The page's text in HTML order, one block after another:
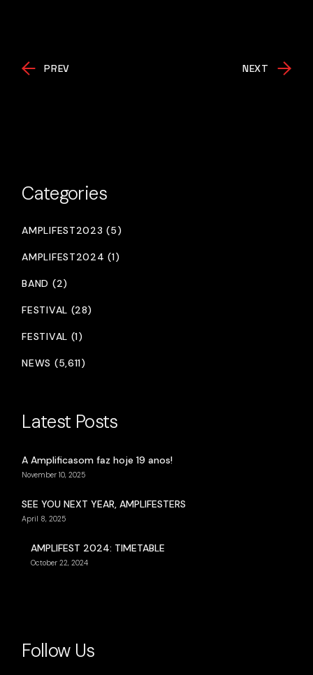
PREV NEXT
Categories
AMPLIFEST2023 (5)
AMPLIFEST2024 (1)
BAND (2)
FESTIVAL (28)
FESTIVAL (1)
NEWS (5,611)
Latest Posts
A Amplificasom faz hoje 19 anos!
November 10, 2025
SEE YOU NEXT YEAR, AMPLIFESTERS
April 8, 2025
AMPLIFEST 2024: TIMETABLE
October 22, 2024
Follow Us